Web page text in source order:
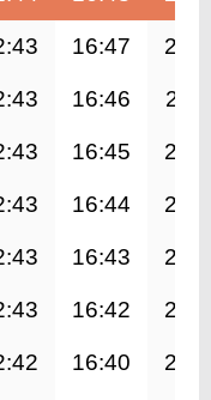
16:47
16:46
16:45
16:44
16:43
16:42
16:40